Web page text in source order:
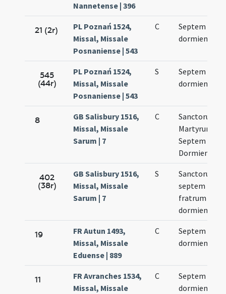
Nannetense | 396
21 (2r)
PL Poznań 1524,
Missal, Missale
Posnaniense | 543
C
Septem
dormientium
545
(44r)
PL Poznań 1524,
Missal, Missale
Posnaniense | 543
S
Septem
dormientium
8
GB Salisbury 1516,
Missal, Missale
Sarum | 7
C
Sanctorum
Martyrum
Septem
Dormientium
402
(38r)
GB Salisbury 1516,
Missal, Missale
Sarum | 7
S
Sanctorum
septem
fratrum
dormientium
19
FR Autun 1493,
Missal, Missale
Eduense | 889
C
Septem
dormientium
11
FR Avranches 1534,
Missal, Missale
C
Septem
dormientium